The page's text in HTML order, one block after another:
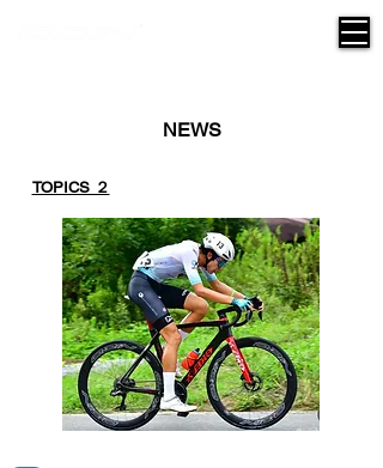
NEWS
TOPICS ２